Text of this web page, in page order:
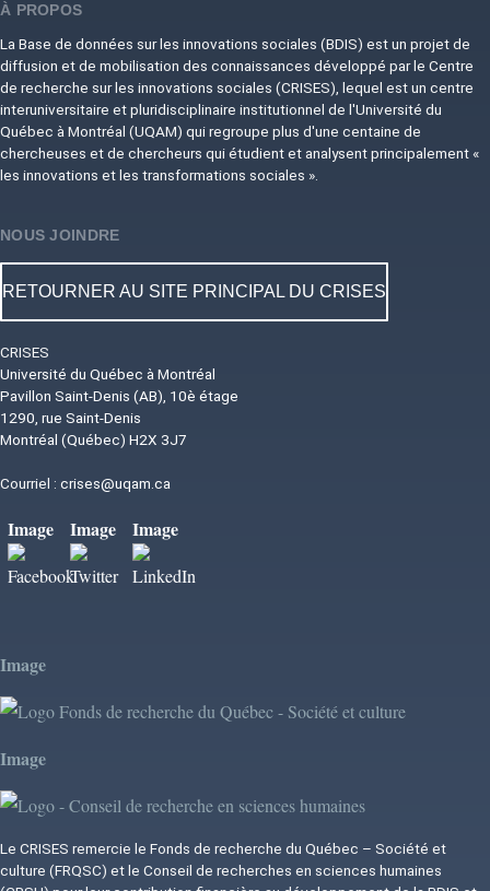
À PROPOS
La Base de données sur les innovations sociales (BDIS) est un projet de
diffusion et de mobilisation des connaissances développé par le Centre
de recherche sur les innovations sociales (CRISES), lequel est un centre
interuniversitaire et pluridisciplinaire institutionnel de l'Université du
Québec à Montréal (UQAM) qui regroupe plus d'une centaine de
chercheuses et de chercheurs qui étudient et analysent principalement «
les innovations et les transformations sociales ».
NOUS JOINDRE
RETOURNER AU SITE PRINCIPAL DU CRISES
CRISES
Université du Québec à Montréal
Pavillon Saint-Denis (AB), 10è étage
1290, rue Saint-Denis
Montréal (Québec) H2X 3J7
Courriel : crises@uqam.ca
Image Image Image
Image
Image
Le CRISES remercie le Fonds de recherche du Québec – Société et
culture (FRQSC) et le Conseil de recherches en sciences humaines